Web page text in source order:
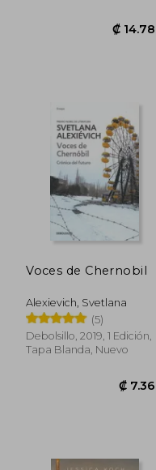
₡
Voces de Chernobil
Alexievich, Svetlana
(5)
Debolsillo, 2019, 1 Edición,
Tapa Blanda, Nuevo